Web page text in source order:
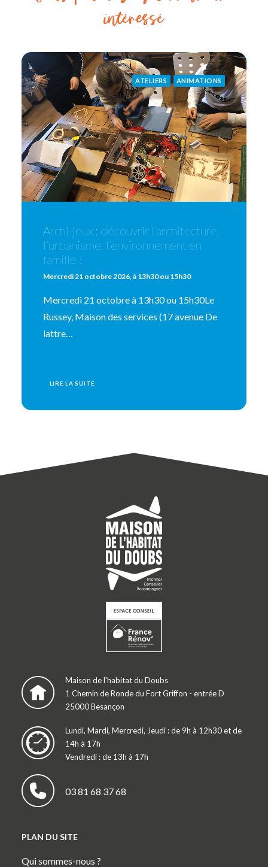
intéressé
ATELIERS ANIMATIONS
Archi-jeux : découvrir l’architecture,
l’urbanisme, l’environnement en
famille !
Mercredi 21 octobre 2026, à 13h30 ou 15h30
Mercredi 21 octobre à 13h30 ou 15h30Le
Russey, Maison des services (17 avenue De
lattre…
LIRE LA SUITE
Maison de l'habitat du Doubs
1 Chemin de Ronde du Fort Griffon - entrée D
25000 Besançon
Lundi, Mardi, Mercredi, Jeudi : de 9h à 12h30 et de
14h à 17h
Vendredi : de 13h à 17h
03 81 68 37 68
PLAN DU SITE
Qui sommes-nous ?